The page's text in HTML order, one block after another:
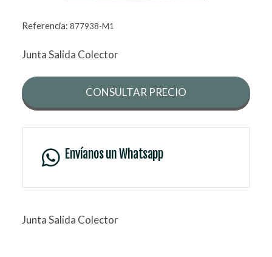
Referencia: 877938-M1
Junta Salida Colector
CONSULTAR PRECIO
Envíanos un Whatsapp
Junta Salida Colector